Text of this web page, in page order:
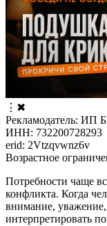
⋮ ✖
Рекламодатель:
ИНН: 732200728293
erid: 2Vtzqvwnz6v
Возрастное
Потребности чаще
конфликта. Когда
внимание,
интерпретировать